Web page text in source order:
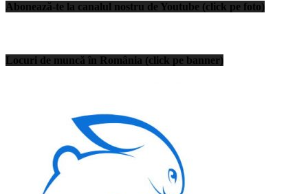
Abonează-te la canalul nostru de Youtube (click pe foto)
Locuri de muncă în România (click pe banner)